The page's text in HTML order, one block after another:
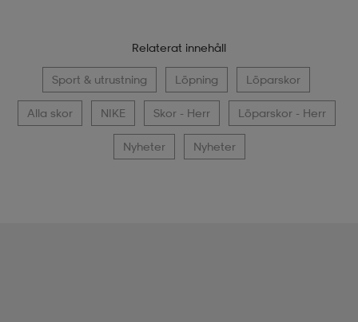
Relaterat innehåll
Sport & utrustning Löpning Löparskor
Alla skor NIKE Skor - Herr Löparskor - Herr
Nyheter Nyheter